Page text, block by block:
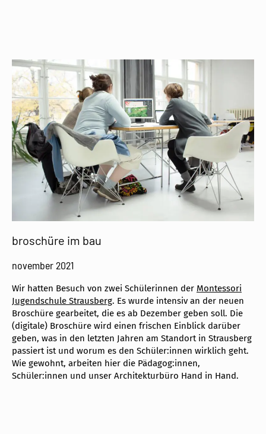
broschüre im bau
november 2021
Wir hatten Besuch von zwei Schülerinnen der Montessori
Jugendschule Strausberg. Es wurde intensiv an der neuen
Broschüre gearbeitet, die es ab Dezember geben soll. Die
(digitale) Broschüre wird einen frischen Einblick darüber
geben, was in den letzten Jahren am Standort in Strausberg
passiert ist und worum es den Schüler:innen wirklich geht.
Wie gewohnt, arbeiten hier die Pädagog:innen,
Schüler:innen und unser Architekturbüro Hand in Hand.